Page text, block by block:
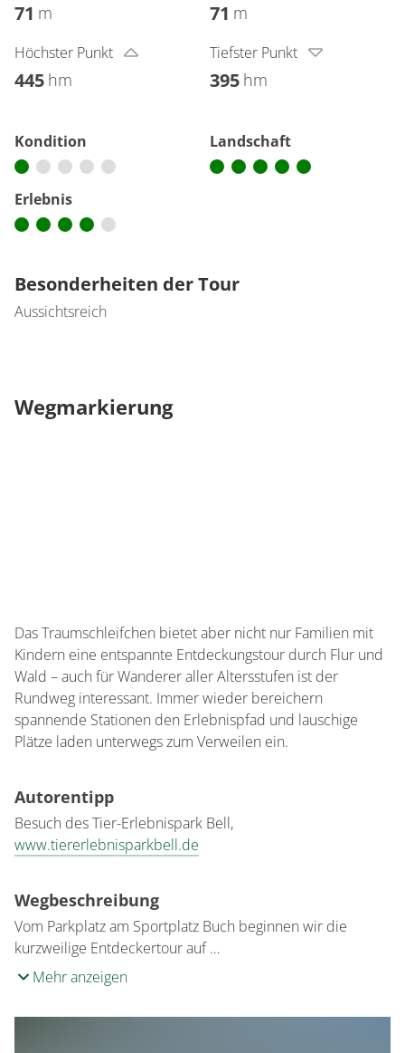
71 m 71 m
Höchster Punkt
445 hm
Tiefster Punkt
395 hm
Kondition Landschaft
Erlebnis
Besonderheiten der Tour
Aussichtsreich
Wegmarkierung
Das Traumschleifchen bietet aber nicht nur Familien mit
Kindern eine entspannte Entdeckungstour durch Flur und
Wald – auch für Wanderer aller Altersstufen ist der
Rundweg interessant. Immer wieder bereichern
spannende Stationen den Erlebnispfad und lauschige
Plätze laden unterwegs zum Verweilen ein.
Autorentipp
Besuch des Tier-Erlebnispark Bell,
www.tiererlebnisparkbell.de
Wegbeschreibung
Vom Parkplatz am Sportplatz Buch beginnen wir die
kurzweilige Entdeckertour auf …
Mehr anzeigen